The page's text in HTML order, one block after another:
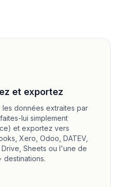
et exportez
les données extraites par
lui simplement
et exportez vers
Xero, Odoo, DATEV,
Sheets ou l'une de
destinations.